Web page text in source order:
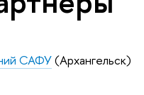
САФУ(Архангельск)